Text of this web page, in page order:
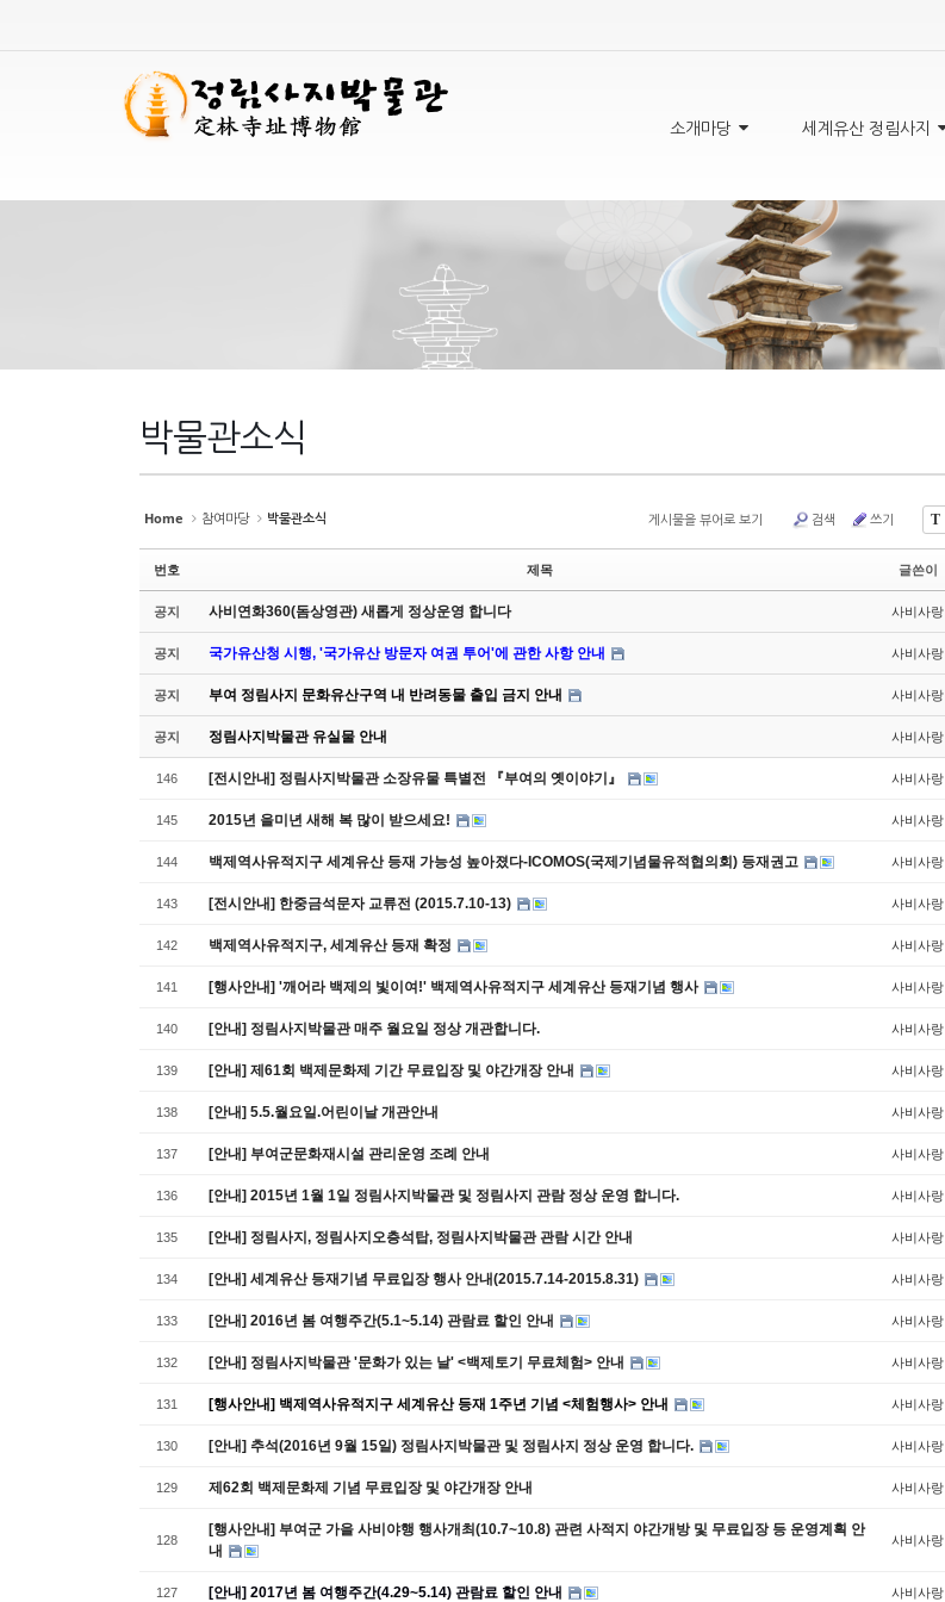
소개마당 세계유산 정림사지
박물관소식
Home 참여마당 박물관소식 T
게시물을 뷰어로 보기 검색 쓰기
번호 제목 글쓴이
공지 사비연화360(돔상영관) 새롭게 정상운영 합니다 사비사랑
공지 국가유산청 시행, '국가유산 방문자 여권 투어'에 관한 사항 안내 사비사랑
공지 부여 정림사지 문화유산구역 내 반려동물 출입 금지 안내 사비사랑
공지 정림사지박물관 유실물 안내 사비사랑
146 [전시안내] 정림사지박물관 소장유물 특별전 『부여의 옛이야기』 사비사랑
145 2015년 을미년 새해 복 많이 받으세요! 사비사랑
144 백제역사유적지구 세계유산 등재 가능성 높아졌다-ICOMOS(국제기념물유적협의회) 등재권고 사비사랑
143 [전시안내] 한중금석문자 교류전 (2015.7.10-13) 사비사랑
142 백제역사유적지구, 세계유산 등재 확정 사비사랑
141 [행사안내] '깨어라 백제의 빛이여!' 백제역사유적지구 세계유산 등재기념 행사 사비사랑
140 [안내] 정림사지박물관 매주 월요일 정상 개관합니다. 사비사랑
139 [안내] 제61회 백제문화제 기간 무료입장 및 야간개장 안내 사비사랑
138 [안내] 5.5.월요일.어린이날 개관안내 사비사랑
137 [안내] 부여군문화재시설 관리운영 조례 안내 사비사랑
136 [안내] 2015년 1월 1일 정림사지박물관 및 정림사지 관람 정상 운영 합니다. 사비사랑
135 [안내] 정림사지, 정림사지오층석탑, 정림사지박물관 관람 시간 안내 사비사랑
134 [안내] 세계유산 등재기념 무료입장 행사 안내(2015.7.14-2015.8.31) 사비사랑
133 [안내] 2016년 봄 여행주간(5.1~5.14) 관람료 할인 안내 사비사랑
132 [안내] 정림사지박물관 '문화가 있는 날' <백제토기 무료체험> 안내 사비사랑
131 [행사안내] 백제역사유적지구 세계유산 등재 1주년 기념 <체험행사> 안내 사비사랑
130 [안내] 추석(2016년 9월 15일) 정림사지박물관 및 정림사지 정상 운영 합니다. 사비사랑
129 제62회 백제문화제 기념 무료입장 및 야간개장 안내 사비사랑
128
[행사안내] 부여군 가을 사비야행 행사개최(10.7~10.8) 관련 사적지 야간개방 및 무료입장 등 운영계획 안
내
사비사랑
127 [안내] 2017년 봄 여행주간(4.29~5.14) 관람료 할인 안내 사비사랑
스케치북5
Sketchbook5,
스케치북5
스케치북5
Sketchbook5,
스케치북5